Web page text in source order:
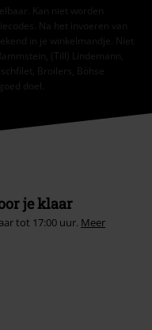
Kan niet worden
Na het invoeren van
in je winkelmandje. Niet
(Till) Lindemann,
Broilers, Böhse
doel.
je klaar
tot 17:00 uur. Meer